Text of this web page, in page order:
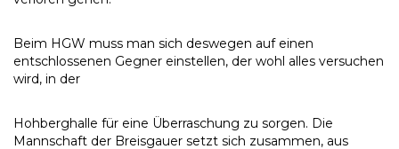
Beim HGW muss man sich deswegen auf einen
entschlossenen Gegner einstellen, der wohl alles versuchen
wird, in der
Hohberghalle für eine Überraschung zu sorgen. Die
Mannschaft der Breisgauer setzt sich zusammen, aus